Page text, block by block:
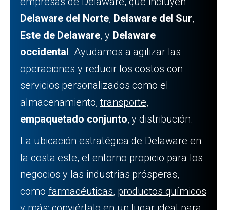
Delaware del Norte, Delaware del Sur,
Este de Delaware, y Delaware
occidental. Ayudamos a agilizar las
operaciones y reducir los costos con
servicios personalizados como el
almacenamiento,transporte,
empaquetado conjunto, y distribución.
La ubicación estratégica de Delaware en
la costa este, el entorno propicio para los
negocios y las industrias prósperas,
como farmacéuticas, productos químicos